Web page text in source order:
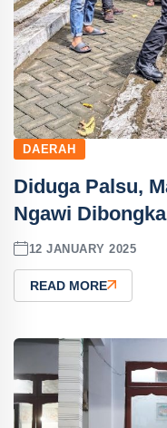
DAERAH
Diduga Palsu,
Ngawi
12 JANUARY 2025
READ MORE